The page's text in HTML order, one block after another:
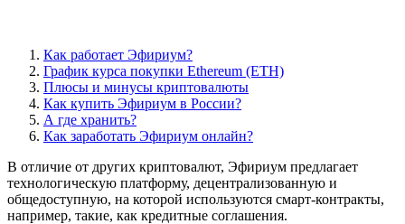
Как работает Эфириум?
График курса покупки Ethereum (ETH)
Плюсы и минусы криптовалюты
Как купить Эфириум в России?
А где хранить?
Как заработать Эфириум онлайн?
В отличие от других криптовалют, Эфириум предлагает
технологическую платформу, децентрализованную и
общедоступную, на которой используются смарт-контракты,
например, такие, как кредитные соглашения.